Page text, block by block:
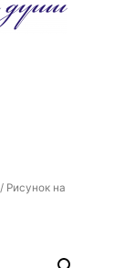
/ Рисунок на